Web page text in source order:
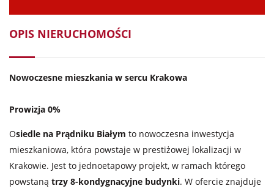
OPIS NIERUCHOMOŚCI
Nowoczesne mieszkania w sercu Krakowa
Prowizja 0%
Osiedle na Prądniku Białym to nowoczesna inwestycja
mieszkaniowa, która powstaje w prestiżowej lokalizacji w
Krakowie. Jest to jednoetapowy projekt, w ramach którego
powstaną trzy 8-kondygnacyjne budynki. W ofercie znajduje